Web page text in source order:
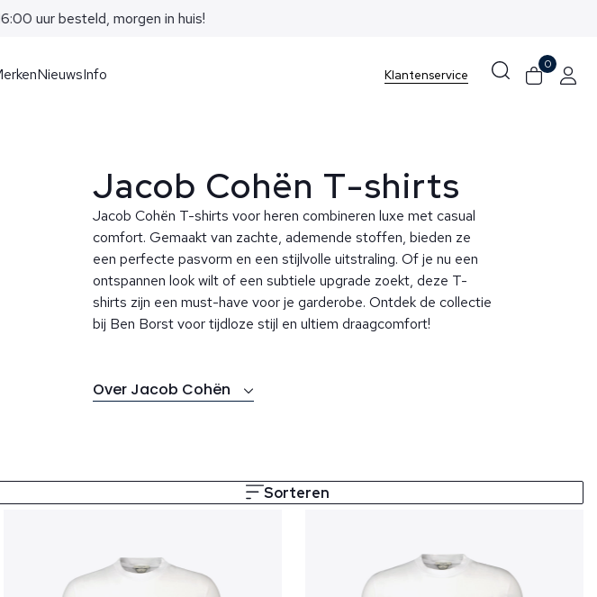
morgen in huis!
NieuwsInfo Klantenservice
0
Jacob Cohën T-shirts
Jacob Cohën T-shirts voor heren combineren luxe met casual
comfort. Gemaakt van zachte, ademende stoffen, bieden ze
een perfecte pasvorm en een stijlvolle uitstraling. Of je nu een
ontspannen look wilt of een subtiele upgrade zoekt, deze T-
shirts zijn een must-have voor je garderobe. Ontdek de collectie
bij Ben Borst voor tijdloze stijl en ultiem draagcomfort!
Over Jacob Cohën
Sorteren